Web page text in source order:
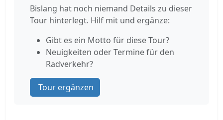
Bislang hat noch niemand Details zu dieser
Tour hinterlegt. Hilf mit und ergänze:
Gibt es ein Motto für diese Tour?
Neuigkeiten oder Termine für den
Radverkehr?
Tour ergänzen